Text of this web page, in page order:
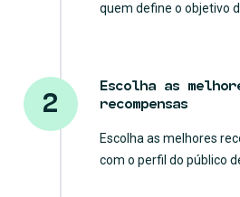
quem define o objetivo
2
Escolha as
recompensas
Escolha as melhores
com o perfil do público